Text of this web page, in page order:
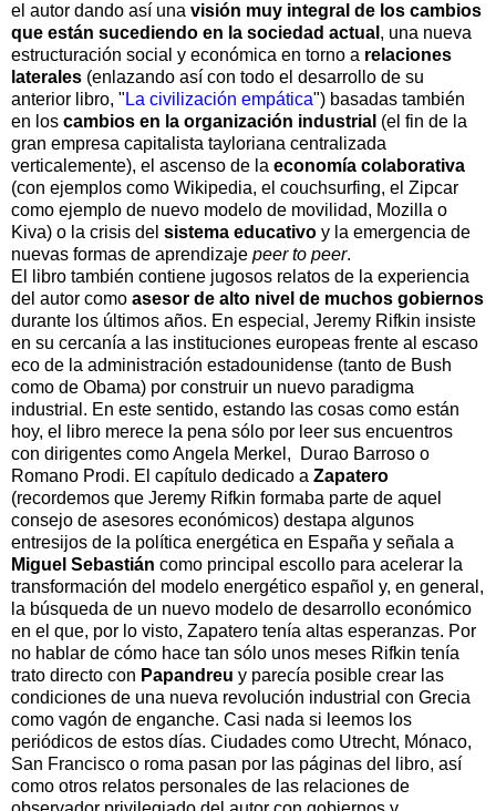
el autor dando así una visión muy integral de los cambios
que están sucediendo en la sociedad actual , una nueva
estructuración social y económica en torno a relaciones
laterales (enlazando así con todo el desarrollo de su
anterior libro, " La civilización empática") basadas también
en los cambios en la organización industrial (el fin de la
gran empresa capitalista tayloriana centralizada
verticalemente), el ascenso de la economía colaborativa
(con ejemplos como Wikipedia, el couchsurfing, el Zipcar
como ejemplo de nuevo modelo de movilidad, Mozilla o
Kiva) o la crisis del sistema educativo y la emergencia de
nuevas formas de aprendizaje peer to peer.
El libro también contiene jugosos relatos de la experiencia
del autor como asesor de alto nivel de muchos gobiernos
durante los últimos años. En especial, Jeremy Rifkin insiste
en su cercanía a las instituciones europeas frente al escaso
eco de la administración estadounidense (tanto de Bush
como de Obama) por construir un nuevo paradigma
industrial. En este sentido, estando las cosas como están
hoy, el libro merece la pena sólo por leer sus encuentros
con dirigentes como Angela Merkel, Durao Barroso o
Romano Prodi. El capítulo dedicado a Zapatero
(recordemos que Jeremy Rifkin formaba parte de aquel
consejo de asesores económicos) destapa algunos
entresijos de la política energética en España y señala a
Miguel Sebastián como principal escollo para acelerar la
transformación del modelo energético español y, en general,
la búsqueda de un nuevo modelo de desarrollo económico
en el que, por lo visto, Zapatero tenía altas esperanzas. Por
no hablar de cómo hace tan sólo unos meses Rifkin tenía
trato directo con Papandreu y parecía posible crear las
condiciones de una nueva revolución industrial con Grecia
como vagón de enganche. Casi nada si leemos los
periódicos de estos días. Ciudades como Utrecht, Mónaco,
San Francisco o roma pasan por las páginas del libro, así
como otros relatos personales de las relaciones de